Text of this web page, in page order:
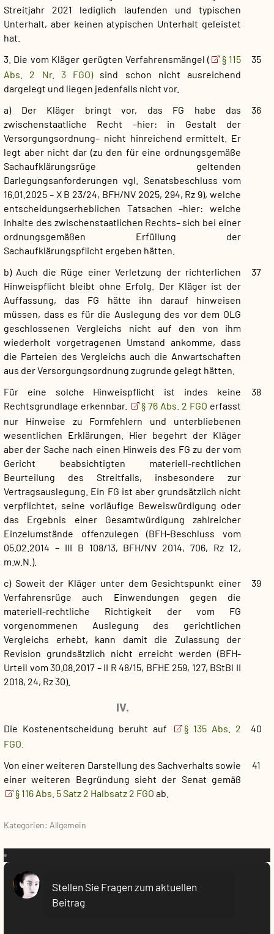
Streitjahr 2021 lediglich laufenden und typischen
Unterhalt, aber keinen atypischen Unterhalt geleistet
hat.
35
3. Die vom Kläger gerügten Verfahrensmängel (
§ 115
Abs. 2 Nr. 3 FGO)sind schon nicht ausreichend
dargelegt und liegen jedenfalls nicht vor.
36
a) Der Kläger bringt vor, das FG habe das
zwischenstaatliche Recht –hier: in Gestalt der
Versorgungsordnung– nicht hinreichend ermittelt. Er
legt aber nicht dar (zu den für eine ordnungsgemäße
Sachaufklärungsrüge geltenden
Darlegungsanforderungen vgl. Senatsbeschluss vom
16.01.2025 – X B 23/24, BFH/NV 2025, 294, Rz 9), welche
entscheidungserheblichen Tatsachen –hier: welche
Inhalte des zwischenstaatlichen Rechts– sich bei einer
ordnungsgemäßen Erfüllung der
Sachaufklärungspflicht ergeben hätten.
37
b) Auch die Rüge einer Verletzung der richterlichen
Hinweispflicht bleibt ohne Erfolg. Der Kläger ist der
Auffassung, das FG hätte ihn darauf hinweisen
müssen, dass es für die Auslegung des vor dem OLG
geschlossenen Vergleichs nicht auf den von ihm
wiederholt vorgetragenen Umstand ankomme, dass
die Parteien des Vergleichs auch die Anwartschaften
aus der Versorgungsordnung zugrunde gelegt hätten.
38
Für eine solche Hinweispflicht ist indes keine
Rechtsgrundlage erkennbar.
§ 76 Abs. 2 FGO erfasst
nur Hinweise zu Formfehlern und unterbliebenen
wesentlichen Erklärungen. Hier begehrt der Kläger
aber der Sache nach einen Hinweis des FG zu der vom
Gericht beabsichtigten materiell-rechtlichen
Beurteilung des Streitfalls, insbesondere zur
Vertragsauslegung. Ein FG ist aber grundsätzlich nicht
verpflichtet, seine vorläufige Beweiswürdigung oder
das Ergebnis einer Gesamtwürdigung zahlreicher
Einzelumstände offenzulegen (BFH-Beschluss vom
05.02.2014 – III B 108/13, BFH/NV 2014, 706, Rz 12,
m.w.N.).
39
c) Soweit der Kläger unter dem Gesichtspunkt einer
Verfahrensrüge auch Einwendungen gegen die
materiell-rechtliche Richtigkeit der vom FG
vorgenommenen Auslegung des gerichtlichen
Vergleichs erhebt, kann damit die Zulassung der
Revision grundsätzlich nicht erreicht werden (BFH-
Urteil vom 30.08.2017 – II R 48/15, BFHE 259, 127, BStBl II
2018, 24, Rz 30).
IV.
40
Die Kostenentscheidung beruht auf
§ 135 Abs. 2
FGO.
41
Von einer weiteren Darstellung des Sachverhalts sowie
einer weiteren Begründung sieht der Senat gemäß
§ 116 Abs. 5 Satz 2 Halbsatz 2 FGOab.
Kategorien: Allgemein
VR:
Stellen Sie Fragen zum aktuellen
Beitrag